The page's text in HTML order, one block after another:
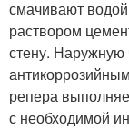
смачивают
раствором
стену. Наружную
репера
с необходимой